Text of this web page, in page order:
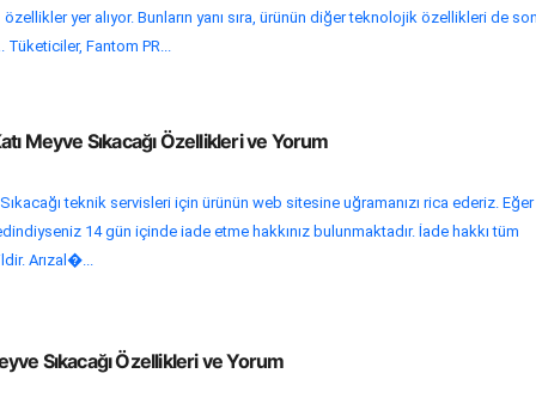
yer alıyor. Bunların yanı sıra, ürünün diğer teknolojik özellikleri de
Fantom PR...
Meyve Sıkacağı Özellikleri ve Yorum
teknik servisleri için ürünün web sitesine uğramanızı rica ederiz. Eğer
14 gün içinde iade etme hakkınız bulunmaktadır. İade hakkı tüm
Arızal�...
Sıkacağı Özellikleri ve Yorum